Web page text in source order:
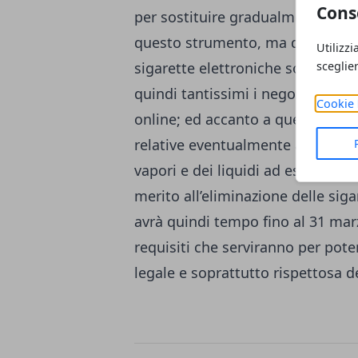
Cookie
per sostituire gradualmente
questo strumento, ma quasi
sigarette elettroniche sono
quindi tantissimi i negozi che
online; ed accanto a questa
relative eventualmente alla
vapori e dei liquidi ad essa
merito all’eliminazione delle
avrà quindi tempo fino al 31
requisiti che serviranno per
legale e soprattutto rispettosa